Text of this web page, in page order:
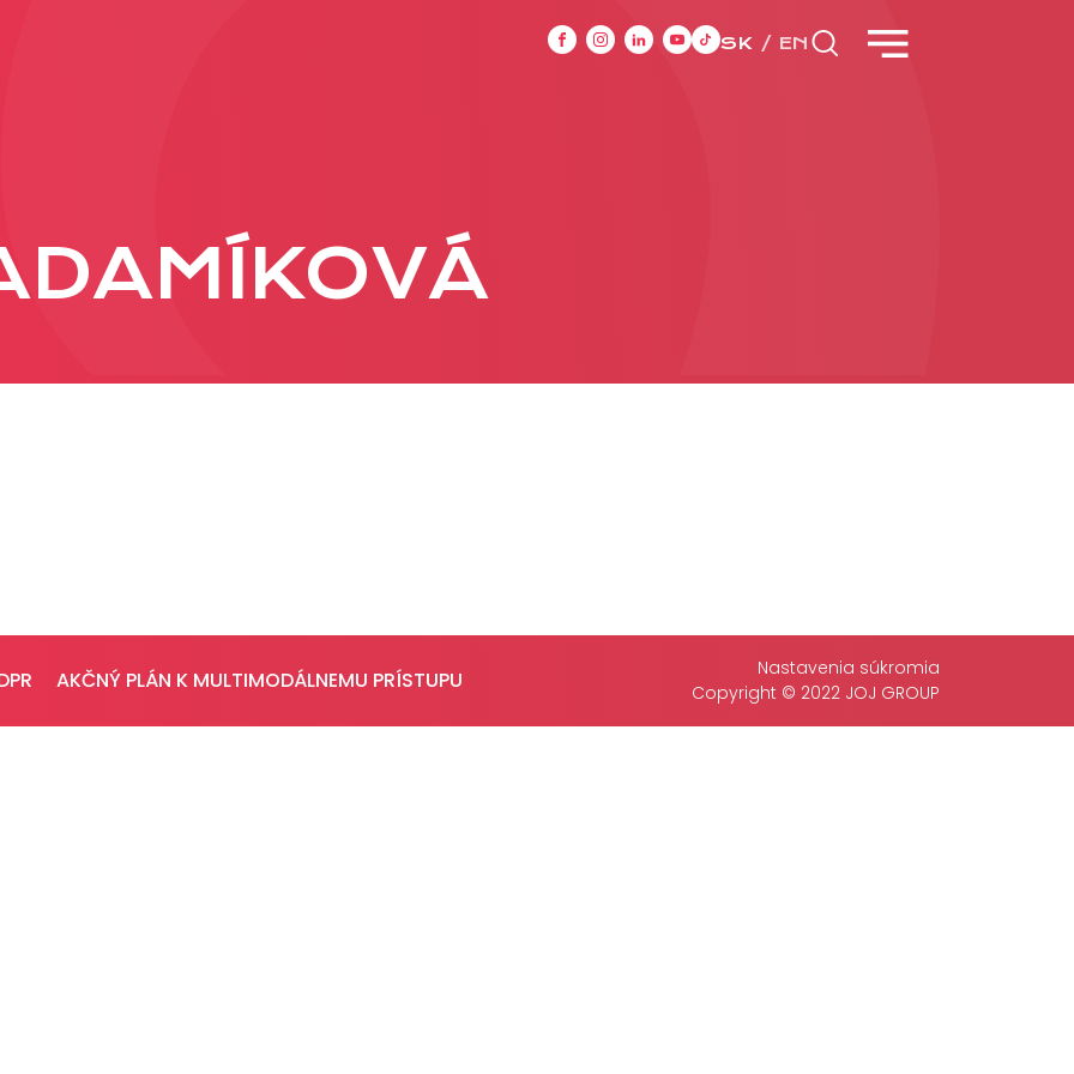
SK EN
formátoch
Obchodné podmienky
správy
Rozhovory
VEREJNÉ
VYSIELANIE
AKČNÝ PLÁN K MULTIMODÁLNEMU PRÍSTUPU
Nastavenia súkromia
Copyright © 2022 JOJ GROUP